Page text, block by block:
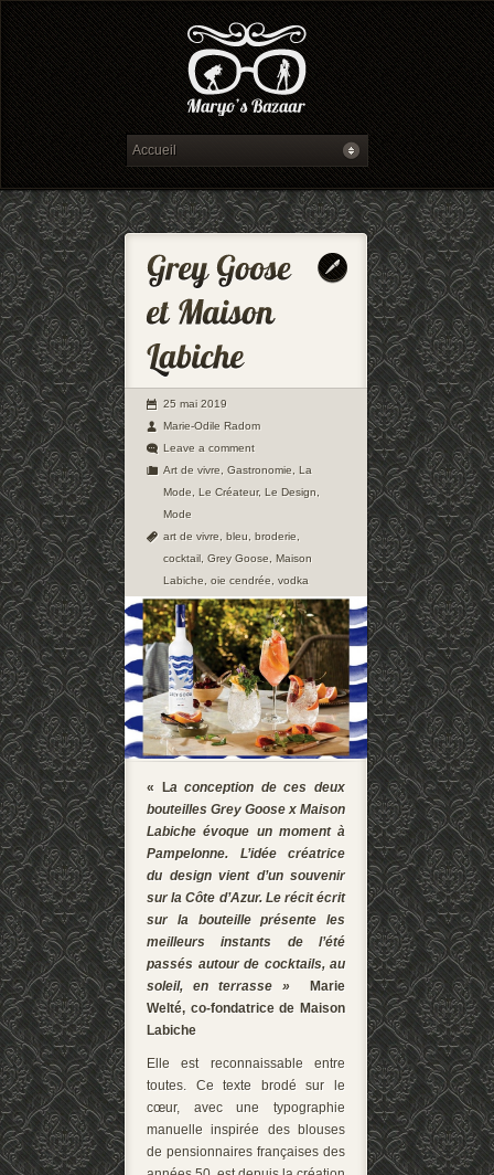
25 mai 2019
Marie-Odile Radom
Leave a comment
Art de vivre
Gastronomie
La
Mode
Le Créateur, Le Design
Mode
art de vivre
bleu broderie
cocktail Grey Goose
Maison
Labiche
oie cendrée vodka
« La conception de ces deux
bouteilles Grey Goose x Maison
Labiche évoque un moment à
Pampelonne. L’idée créatrice
du design vient d’un souvenir
sur la Côte d’Azur. Le récit écrit
sur la bouteille présente les
meilleurs instants de l’été
passés autour de cocktails, au
soleil, en terrasse »
Marie
Welté, co-fondatrice de Maison
Labiche
Elle est reconnaissable entre
toutes. Ce texte brodé sur le
cœur, avec une typographie
manuelle inspirée des blouses
de pensionnaires françaises des